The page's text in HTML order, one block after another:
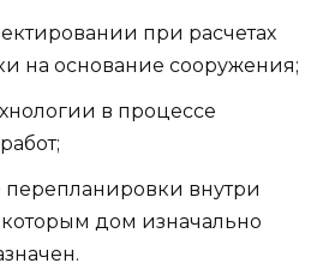
при расчетах
на основание сооружения;
в процессе
внутри
дом изначально